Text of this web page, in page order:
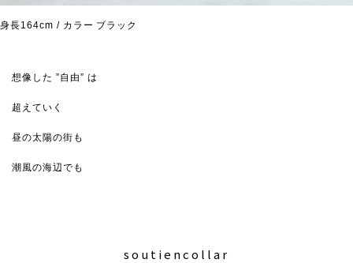
身長164cm / カラー ブラック
想像した ”自由” は
超えていく
昼の太陽の街も
潮風の海辺でも
soutiencollar